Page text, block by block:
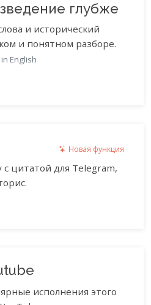
глубже
и исторический
и понятном разборе.
English
Новая функция
с цитатой для Telegram,
исполнения этого